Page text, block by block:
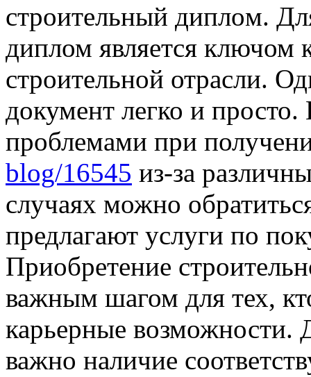
стрoитeльный диплoм.
диплом является ключом
строительной отрасли.
документ легко и
проблемами при
blog/16545 из-за
случаях можно
предлагают услуги по
Приобретение
важным шагом для тех,
карьерные возможности.
важно наличие